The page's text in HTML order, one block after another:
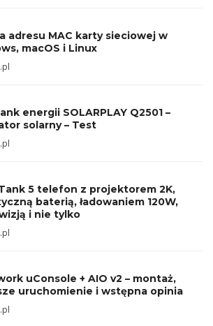
adresu MAC karty sieciowej w
macOS i Linux
energii SOLARPLAY Q2501 –
solarny – Test
5 telefon z projektorem 2K,
baterią, ładowaniem 120W,
i nie tylko
uConsole + AIO v2 – montaż,
uruchomienie i wstępna opinia